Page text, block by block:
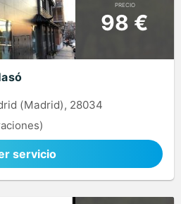
PRECIO
98 €
(Madrid), 28034
servicio